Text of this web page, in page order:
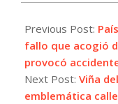
08-
03
Previous Post:
fallo que acogió
provocó
Next Post: Viña
emblemática